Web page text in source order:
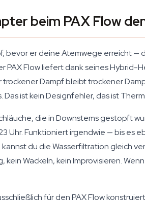
beim PAX Flow
er deine Atemwege erreicht —
PAX Flow liefert dank seines
Dampf bleibt trockener
ist kein Designfehler, das ist
die in Downstems gestopft
Uhr. Funktioniert irgendwie — bis
du die Wasserfiltration gleich
Wackeln, kein Improvisieren.
für den PAX Flow